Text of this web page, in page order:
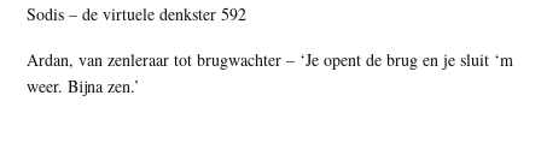
Sodis – de virtuele denkster 592
Ardan, van zenleraar tot brugwachter – ‘Je opent de brug en je sluit ‘m
weer. Bijna zen.’